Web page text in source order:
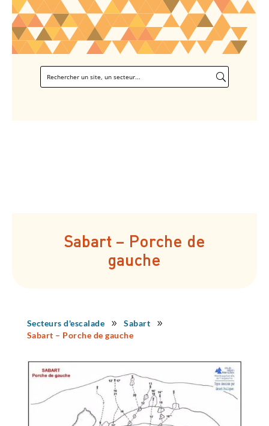
Sabart – Porche de
gauche
Secteurs d'escalade 9 Sabart 9
Sabart – Porche de gauche